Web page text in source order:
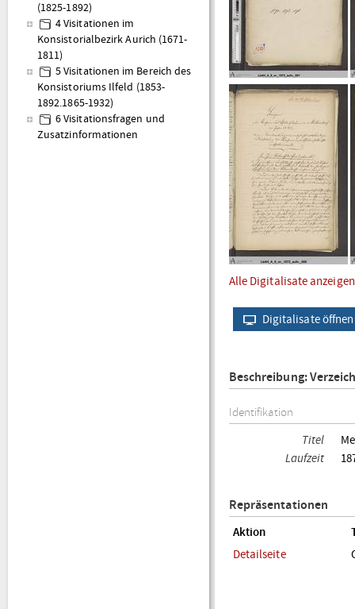
(1825-1892)
4 Visitationen im
Konsistorialbezirk Aurich (1671-
1811)
5 Visitationen im Bereich des
Konsistoriums Ilfeld (1853-
1892.1865-1932)
6 Visitationsfragen und
Zusatzinformationen
Alle Digitalisate
Digitalisate öffnen
Beschreibung:
Identifikation
Titel
Laufzeit
Repräsentationen
Aktion
Detailseite